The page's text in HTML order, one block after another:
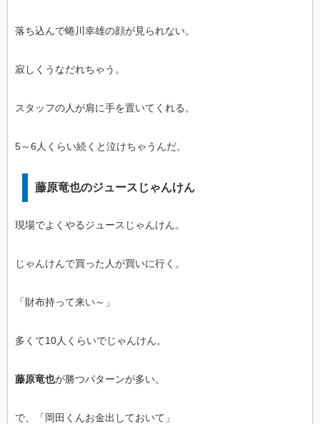
落ち込んで蜷川幸雄の顔が見られない。
寂しくうなだれちゃう。
スタッフの人が肩に手を置いてくれる。
5～6人くらい続くと泣けちゃうんだ。
藤原竜也のジュースじゃんけん
現場でよくやるジュースじゃんけん。
じゃんけんで買った人が買いに行く。
「財布持って来い～」
多くて10人くらいでじゃんけん。
藤原竜也が勝つパターンが多い。
で、「岡田くんお金出しておいて」